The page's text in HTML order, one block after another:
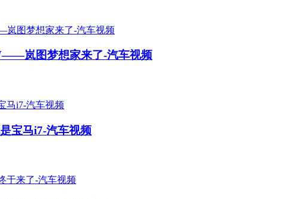
岚图梦想家来了-汽车视频
宝马i7-汽车视频